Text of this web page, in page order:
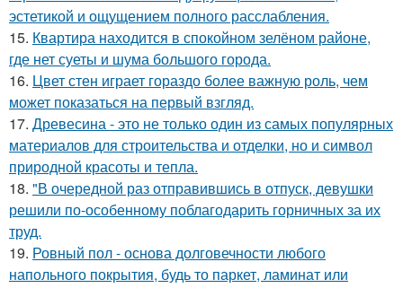
эстетикой и ощущением полного расслабления.
15. Квартира находится в спокойном зелёном районе,
где нет суеты и шума большого города.
16. Цвет стен играет гораздо более важную роль, чем
может показаться на первый взгляд.
17. Древесина - это не только один из самых популярных
материалов для строительства и отделки, но и символ
природной красоты и тепла.
18. "В очередной раз отправившись в отпуск, девушки
решили по-особенному поблагодарить горничных за их
труд.
19. Ровный пол - основа долговечности любого
напольного покрытия, будь то паркет, ламинат или